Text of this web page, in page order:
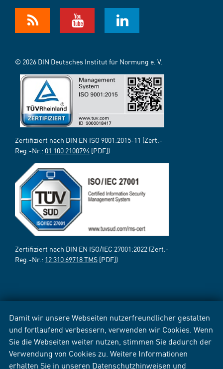
Damit wir unsere Webseiten nutzerfreundlicher gestalten
und fortlaufend verbessern, verwenden wir Cookies. Wenn
Sie die Webseiten weiter nutzen, stimmen Sie dadurch der
Verwendung von Cookies zu. Weitere Informationen
erhalten Sie in unseren Datenschutzhinweisen und
© 2026 DIN Deutsches Institut für Normung e. V.
Zertifiziert nach DIN EN ISO 9001:2015-11 (Zert.-
Reg.-Nr.: 01 100 2100794 [PDF])
Zertifiziert nach DIN EN ISO/IEC 27001:2022 (Zert.-
Reg.-Nr.: 12 310 69718 TMS [PDF])